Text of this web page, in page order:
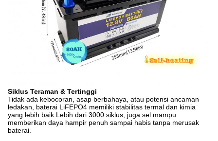
Siklus Teraman & Tertinggi
Tidak ada kebocoran, asap berbahaya, atau potensi ancaman
ledakan, baterai LiFEPO4 memiliki stabilitas termal dan kimia
yang lebih baik.Lebih dari 3000 siklus, juga sel mampu
memberikan daya hampir penuh sampai habis tanpa merusak
baterai.